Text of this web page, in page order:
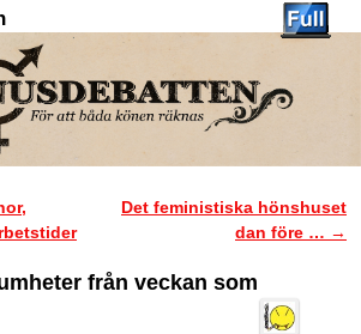
Det feministiska hönshuset
dan före … →
från veckan som